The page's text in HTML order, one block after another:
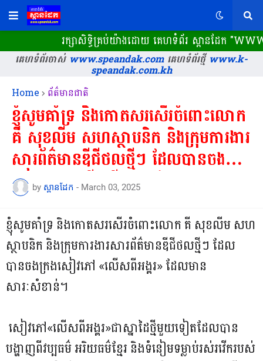
រក្សាសិទ្ធិគ្រប់យ៉ាងដោយ គេហទំព័រ ស្ពានដែក​
គេហទំព័រចាស់www.speandak.comគេហទំព័រថ្មីwww.k-
speandak.com.kh
Home ព័ត៌មានជាតិ
ខ្ញុំសូមគាំទ្រ និងកោតសរសើរចំពោះលោក
គី សុខលីម សហស្ថាបនិក និងក្រុមការងារ
សារព័ត៌មានឌីជីថលថ្មីៗ ដែលបានចងក្រង
សៀវភៅ «លើសពីអង្គរ» ដែលមាន
សារៈសំខាន់...
by ស្ពានដែក - March 03, 2025
ខ្ញុំសូមគាំទ្រ និងកោតសរសើរចំពោះលោក គី សុខលីម សហ
ស្ថាបនិក និងក្រុមការងារសារព័ត៌មានឌីជីថលថ្មីៗ ដែល
បានចងក្រងសៀវភៅ «លើសពីអង្គរ» ដែលមាន
សារៈសំខាន់។
សៀវភៅ«លើសពីអង្គរ»ជាស្នាដៃថ្មីមួយទៀតដែលបាន
បង្ហាញពីវប្បធម៌ អរិយធម៌ខ្មែរ និងទំនៀមទម្លាប់រស់រវើករបស់